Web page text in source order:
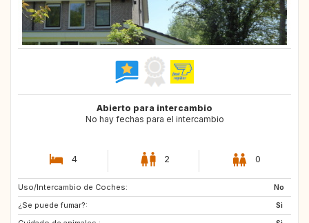
Abierto para intercambio
No hay fechas para el intercambio
4 2 0
Uso/Intercambio de Coches:
No
¿Se puede fumar?:
Si
FR
PT